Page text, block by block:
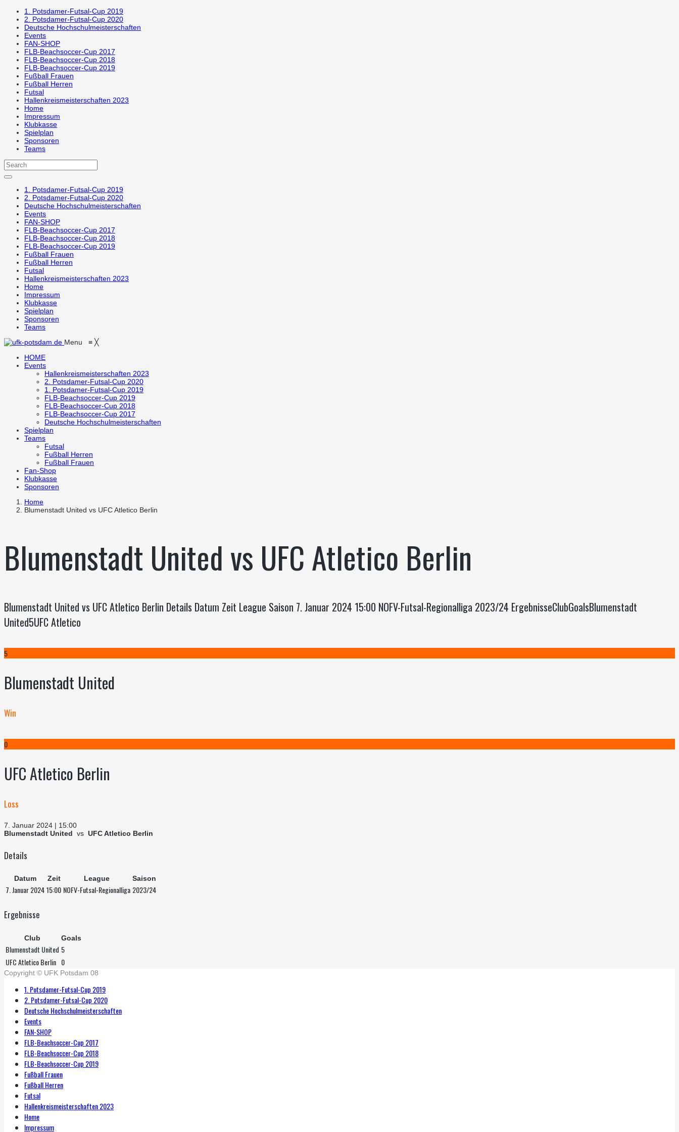
1. Potsdamer-Futsal-Cup 2019
2. Potsdamer-Futsal-Cup 2020
Deutsche Hochschulmeisterschaften
Events
FAN-SHOP
FLB-Beachsoccer-Cup 2017
FLB-Beachsoccer-Cup 2018
FLB-Beachsoccer-Cup 2019
Fußball Frauen
Fußball Herren
Futsal
Hallenkreismeisterschaften 2023
Home
Impressum
Klubkasse
Spielplan
Sponsoren
Teams
1. Potsdamer-Futsal-Cup 2019
2. Potsdamer-Futsal-Cup 2020
Deutsche Hochschulmeisterschaften
Events
FAN-SHOP
FLB-Beachsoccer-Cup 2017
FLB-Beachsoccer-Cup 2018
FLB-Beachsoccer-Cup 2019
Fußball Frauen
Fußball Herren
Futsal
Hallenkreismeisterschaften 2023
Home
Impressum
Klubkasse
Spielplan
Sponsoren
Teams
Menu ≡ ╳
HOME
Events
Hallenkreismeisterschaften 2023
2. Potsdamer-Futsal-Cup 2020
1. Potsdamer-Futsal-Cup 2019
FLB-Beachsoccer-Cup 2019
FLB-Beachsoccer-Cup 2018
FLB-Beachsoccer-Cup 2017
Deutsche Hochschulmeisterschaften
Spielplan
Teams
Futsal
Fußball Herren
Fußball Frauen
Fan-Shop
Klubkasse
Sponsoren
Home
Blumenstadt United vs UFC Atletico Berlin
Blumenstadt United vs UFC Atletico Berlin
Blumenstadt United vs UFC Atletico Berlin Details Datum Zeit League Saison 7. Januar 2024 15:00 NOFV-Futsal-Regionalliga 2023/24 ErgebnisseClubGoalsBlumenstadt
United5UFC Atletico
5
Blumenstadt United
Win
0
UFC Atletico Berlin
Loss
7. Januar 2024 | 15:00
Blumenstadt United vs UFC Atletico Berlin
Details
Datum Zeit League Saison
7. Januar 202415:00 NOFV-Futsal-Regionalliga 2023/24
Ergebnisse
Club Goals
Blumenstadt United 5
UFC Atletico Berlin 0
Copyright © UFK Potsdam 08
1. Potsdamer-Futsal-Cup 2019
2. Potsdamer-Futsal-Cup 2020
Deutsche Hochschulmeisterschaften
Events
FAN-SHOP
FLB-Beachsoccer-Cup 2017
FLB-Beachsoccer-Cup 2018
FLB-Beachsoccer-Cup 2019
Fußball Frauen
Fußball Herren
Futsal
Hallenkreismeisterschaften 2023
Home
Impressum